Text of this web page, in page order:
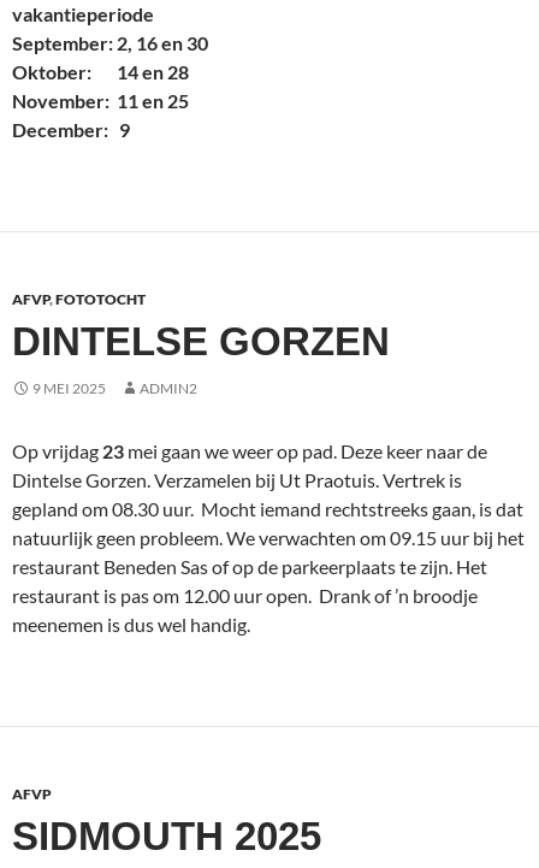
vakantieperiode
September: 2, 16 en 30
Oktober: 14 en 28
November: 11 en 25
December: 9
AFVP,FOTOTOCHT
DINTELSE GORZEN
9 MEI 2025 ADMIN2
Op vrijdag 23 mei gaan we weer op pad. Deze keer naar de
Dintelse Gorzen. Verzamelen bij Ut Praotuis. Vertrek is
gepland om 08.30 uur. Mocht iemand rechtstreeks gaan, is dat
natuurlijk geen probleem. We verwachten om 09.15 uur bij het
restaurant Beneden Sas of op de parkeerplaats te zijn. Het
restaurant is pas om 12.00 uur open. Drank of ’n broodje
meenemen is dus wel handig.
AFVP
SIDMOUTH 2025